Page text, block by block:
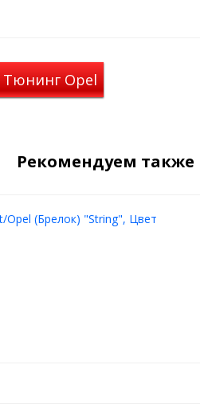
Opel
Рекомендуем также
Opel (Брелок) "String", Цвет